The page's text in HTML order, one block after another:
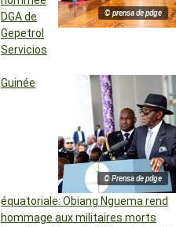
© prensa de pdge
DGA de
Gepetrol
Servicios
© Prensa de pdge
Guinée
équatoriale: Obiang Nguema rend
hommage aux militaires morts